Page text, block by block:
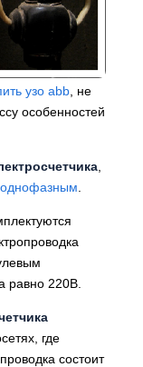
узо abb , не
особенностей
однофазным
равно 220В.
где
состоит